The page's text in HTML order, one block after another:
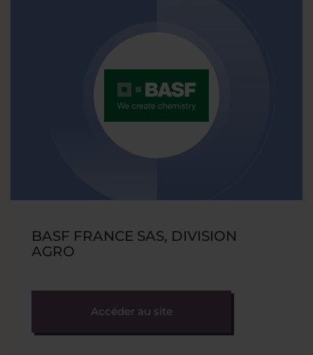
BASF FRANCE SAS, DIVISION
AGRO
Accéder au site